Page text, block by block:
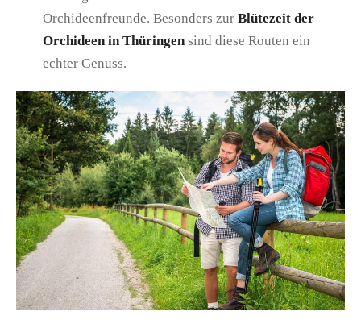
Orchideenfreunde. Besonders zur Blütezeit der
Orchideen in Thüringensind diese Routen ein
echter Genuss.